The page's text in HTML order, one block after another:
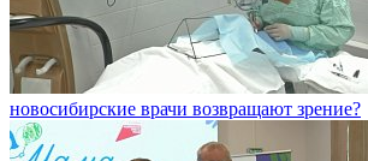
новосибирские врачи возвращают зрение?